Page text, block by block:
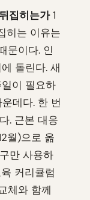
집히는가1
히는 이유는
문이다. 인
돌린다. 새
이 필요하
데다. 한 번
. 근본 대응
월)으로 옮
만 사용하
커리큘럼
체와 함께